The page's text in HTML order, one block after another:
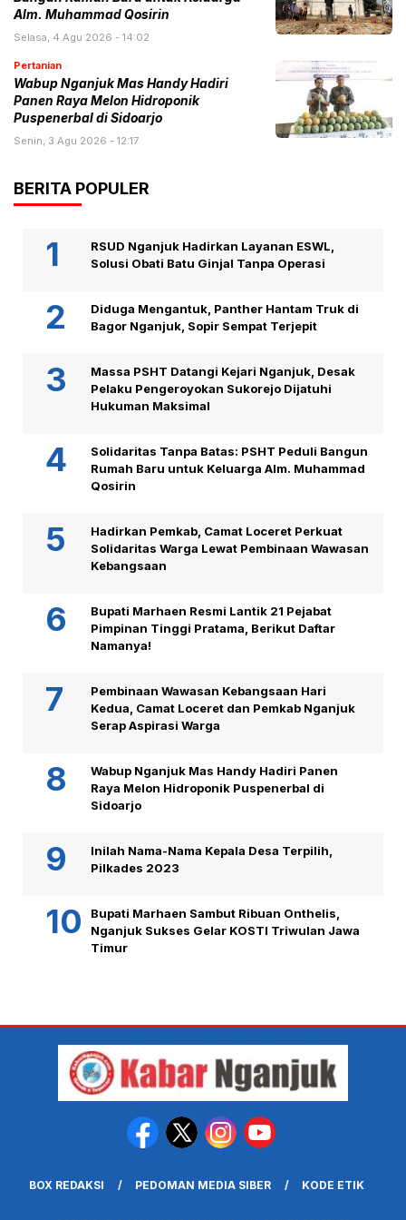
Alm. Muhammad Qosirin
Selasa, 4 Agu 2026 - 14:02
Pertanian
Wabup Nganjuk Mas Handy Hadiri
Panen Raya Melon Hidroponik
Puspenerbal di Sidoarjo
Senin, 3 Agu 2026 - 12:17
BERITA POPULER
RSUD Nganjuk Hadirkan Layanan ESWL,
Solusi Obati Batu Ginjal Tanpa Operasi
Diduga Mengantuk, Panther Hantam Truk di
Bagor Nganjuk, Sopir Sempat Terjepit
Massa PSHT Datangi Kejari Nganjuk, Desak
Pelaku Pengeroyokan Sukorejo Dijatuhi
Hukuman Maksimal
Solidaritas Tanpa Batas: PSHT Peduli Bangun
Rumah Baru untuk Keluarga Alm. Muhammad
Qosirin
Hadirkan Pemkab, Camat Loceret Perkuat
Solidaritas Warga Lewat Pembinaan Wawasan
Kebangsaan
Bupati Marhaen Resmi Lantik 21 Pejabat
Pimpinan Tinggi Pratama, Berikut Daftar
Namanya!
Pembinaan Wawasan Kebangsaan Hari
Kedua, Camat Loceret dan Pemkab Nganjuk
Serap Aspirasi Warga
Wabup Nganjuk Mas Handy Hadiri Panen
Raya Melon Hidroponik Puspenerbal di
Sidoarjo
Inilah Nama-Nama Kepala Desa Terpilih,
Pilkades 2023
Bupati Marhaen Sambut Ribuan Onthelis,
Nganjuk Sukses Gelar KOSTI Triwulan Jawa
Timur
BOX REDAKSI PEDOMAN MEDIA SIBER KODE ETIK